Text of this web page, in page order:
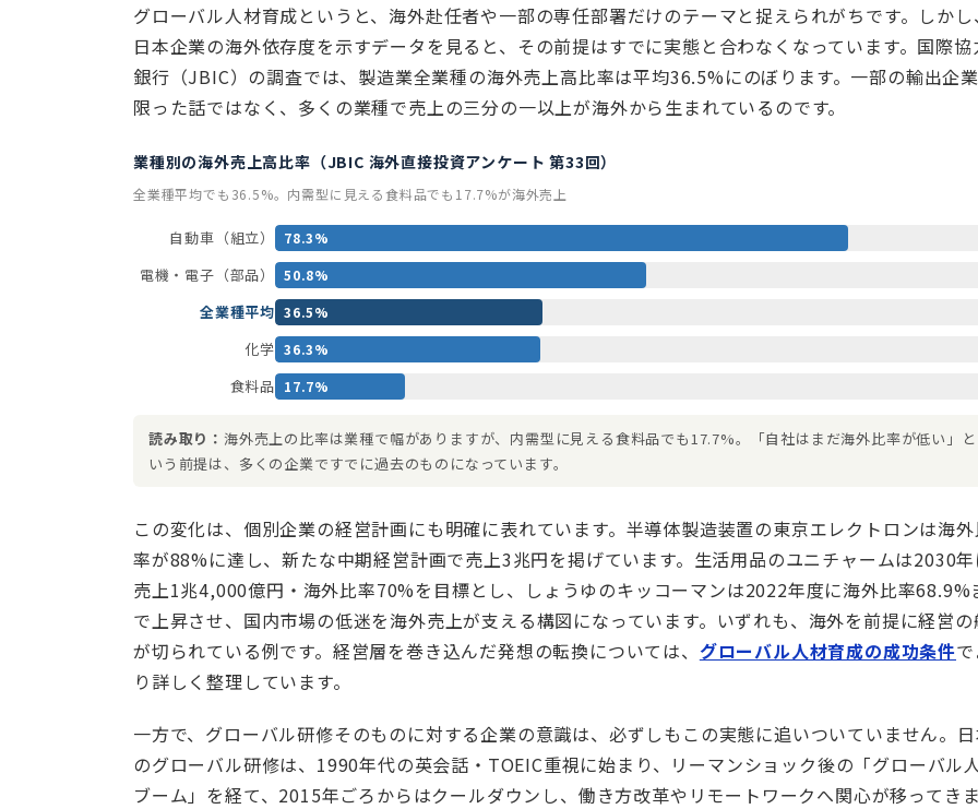
グローバル人材育成というと、海外赴任者や一部の専任部署だけのテーマと捉えられがちです。しかし
日本企業の海外依存度を示すデータを見ると、その前提はすでに実態と合わなくなっています。国際協
銀行（JBIC）の調査では、製造業全業種の海外売上高比率は平均36.5%にのぼります。一部の輸出企
限った話ではなく、多くの業種で売上の三分の一以上が海外から生まれているのです。
業種別の海外売上高比率（JBIC 海外直接投資アンケート 第33回）
全業種平均でも36.5%。内需型に見える食料品でも17.7%が海外売上
自動車（組立） 78.3%
電機・電子（部品） 50.8%
全業種平均 36.5%
化学 36.3%
食料品 17.7%
読み取り： 海外売上の比率は業種で幅がありますが、内需型に見える食料品でも17.7%。「自社はまだ海外比率が低い」と
いう前提は、多くの企業ですでに過去のものになっています。
この変化は、個別企業の経営計画にも明確に表れています。半導体製造装置の東京エレクトロンは海外
率が88%に達し、新たな中期経営計画で売上3兆円を掲げています。生活用品のユニチャームは2030年
売上1兆4,000億円・海外比率70%を目標とし、しょうゆのキッコーマンは2022年度に海外比率68.9%
で上昇させ、国内市場の低迷を海外売上が支える構図になっています。いずれも、海外を前提に経営の
が切られている例です。経営層を巻き込んだ発想の転換については、 グローバル人材育成の成功条件
り詳しく整理しています。
一方で、グローバル研修そのものに対する企業の意識は、必ずしもこの実態に追いついていません。
のグローバル研修は、1990年代の英会話・TOEIC重視に始まり、リーマンショック後の「グローバル
ブーム」を経て、2015年ごろからはクールダウンし、働き方改革やリモートワークへ関心が移ってき